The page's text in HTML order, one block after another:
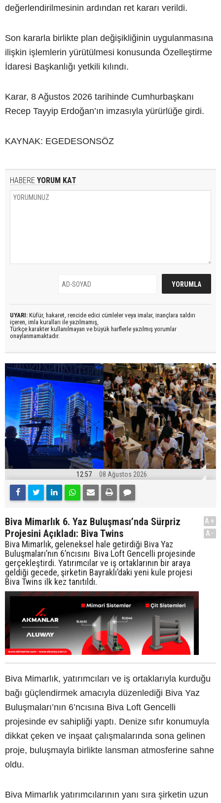
değerlendirilmesinin ardından ret kararı verildi.
Son kararla birlikte plan değişikliğinin uygulanmasına
ilişkin işlemlerin yürütülmesi konusunda Özelleştirme
İdaresi Başkanlığı yetkili kılındı.
Karar, 8 Ağustos 2026 tarihinde Cumhurbaşkanı
Recep Tayyip Erdoğan’ın imzasıyla yürürlüğe girdi.
KAYNAK: EGEDESONSÖZ
HABERE YORUM KAT
UYARI: Küfür, hakaret, rencide edici cümleler veya imalar, inançlara saldırı
içeren, imla kuralları ile yazılmamış,
Türkçe karakter kullanılmayan ve büyük harflerle yazılmış yorumlar
onaylanmamaktadır.
12:57 08 Ağustos 2026
Biva Mimarlık 6. Yaz Buluşması’nda Sürpriz
Projesini Açıkladı: Biva Twins
Biva Mimarlık, geleneksel hale getirdiği Biva Yaz
Buluşmaları’nın 6’ncısını Biva Loft Gencelli projesinde
gerçekleştirdi. Yatırımcılar ve iş ortaklarının bir araya
geldiği gecede, şirketin Bayraklı’daki yeni kule projesi
Biva Twins ilk kez tanıtıldı.
A+
A-
Biva Mimarlık, yatırımcıları ve iş ortaklarıyla kurduğu
bağı güçlendirmek amacıyla düzenlediği Biva Yaz
Buluşmaları’nın 6’ncısına Biva Loft Gencelli
projesinde ev sahipliği yaptı. Denize sıfır konumuyla
dikkat çeken ve inşaat çalışmalarında sona gelinen
proje, buluşmayla birlikte lansman atmosferine sahne
oldu.
Biva Mimarlık yatırımcılarının yanı sıra şirketin uzun